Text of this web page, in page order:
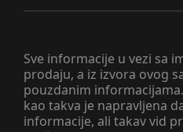
Sve informacije u vezi sa
prodaju, a iz izvora ovog
pouzdanim
kao takva je napravljena
informacije, ali takav vid